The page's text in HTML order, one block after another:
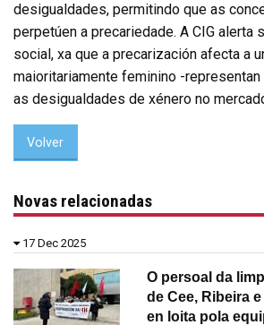
desigualdades, permitindo que as
perpetúen a precariedade. A CIG alerta
social, xa que a precarización afecta a
maioritariamente feminino -
as desigualdades de xénero no
Volver
Novas relacionadas
17 Dec 2025
O persoal da
de Cee, Ribeira
en loita pola